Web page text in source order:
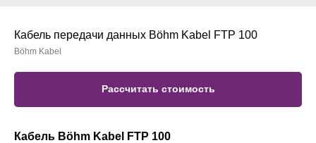
Кабель передачи данных Böhm Kabel FTP 100
Böhm Kabel
Рассчитать стоимость
Кабель Böhm Kabel FTP 100